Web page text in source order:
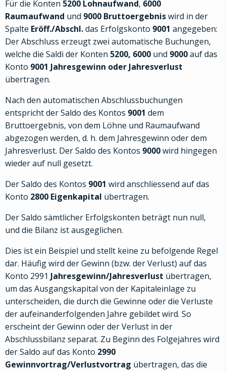
Für die Konten 5200 Lohnaufwand, 6000
Raumaufwand und 9000 Bruttoergebniswird in der
Spalte Eröff./Abschl.das Erfolgskonto 9001 angegeben:
Der Abschluss erzeugt zwei automatische Buchungen,
welche die Saldi der Konten 5200, 6000 und 9000auf das
Konto 9001 Jahresgewinn oder Jahresverlust
übertragen.
Nach den automatischen Abschlussbuchungen
entspricht der Saldo des Kontos 9001 dem
Bruttoergebnis, von dem Löhne und Raumaufwand
abgezogen werden, d. h. dem Jahresgewinn oder dem
Jahresverlust. Der Saldo des Kontos 9000wird hingegen
wieder auf null gesetzt.
Der Saldo des Kontos 9001 wird anschliessend auf das
Konto 2800 Eigenkapital übertragen.
Der Saldo sämtlicher Erfolgskonten beträgt nun null,
und die Bilanz ist ausgeglichen.
Dies ist ein Beispiel und stellt keine zu befolgende Regel
dar. Häufig wird der Gewinn (bzw. der Verlust) auf das
Konto 2991 Jahresgewinn/Jahresverlust übertragen,
um das Ausgangskapital von der Kapitaleinlage zu
unterscheiden, die durch die Gewinne oder die Verluste
der aufeinanderfolgenden Jahre gebildet wird. So
erscheint der Gewinn oder der Verlust in der
Abschlussbilanz separat. Zu Beginn des Folgejahres wird
der Saldo auf das Konto 2990
Gewinnvortrag/Verlustvortrag übertragen, das die